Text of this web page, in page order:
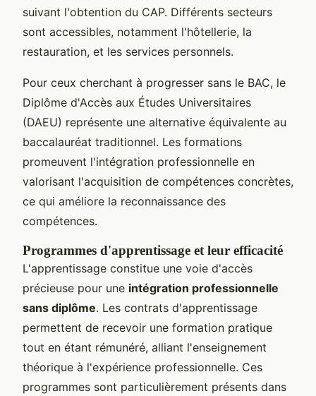
suivant l'obtention du CAP. Différents secteurs
sont accessibles, notamment l'hôtellerie, la
restauration, et les services personnels.
Pour ceux cherchant à progresser sans le BAC, le
Diplôme d'Accès aux Études Universitaires
(DAEU) représente une alternative équivalente au
baccalauréat traditionnel. Les formations
promeuvent l'intégration professionnelle en
valorisant l'acquisition de compétences concrètes,
ce qui améliore la reconnaissance des
compétences.
Programmes d'apprentissage et leur efficacité
L'apprentissage constitue une voie d'accès
précieuse pour une intégration professionnelle
sans diplôme. Les contrats d'apprentissage
permettent de recevoir une formation pratique
tout en étant rémunéré, alliant l'enseignement
théorique à l'expérience professionnelle. Ces
programmes sont particulièrement présents dans